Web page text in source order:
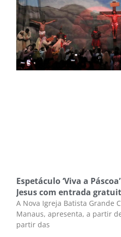
Espetáculo ‘Viva a
Jesus com entrada
A Nova Igreja Batista Grande
Manaus, apresenta, a partir
partir das